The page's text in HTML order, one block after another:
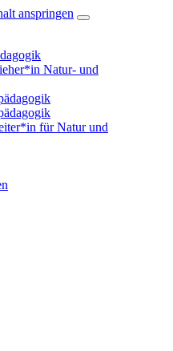
anspringen
Natur- und
für Natur und